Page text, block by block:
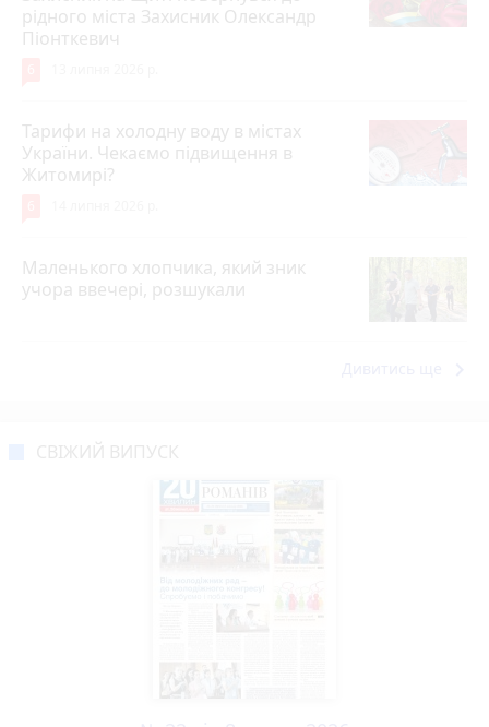
рідного міста Захисник Олександр
Піонткевич
Тарифи на холодну воду в містах
України. Чекаємо підвищення в
Житомирі?
Маленького хлопчика, який зник
учора ввечері, розшукали